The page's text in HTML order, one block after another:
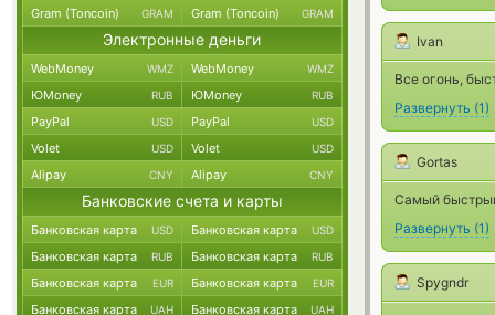
Ivan
Все огонь,
Развернуть (1)
Gortas
Самый
Развернуть (1)
Spygndr
Gram (Toncoin) GRAM Gram (Toncoin) GRAM
Электронные деньги
WebMoney WMZ WebMoney WMZ
ЮMoney RUB ЮMoney RUB
PayPal USD PayPal USD
Volet USD Volet USD
Alipay CNY Alipay CNY
Банковские счета и карты
Банковская карта USD Банковская карта USD
Банковская карта RUB Банковская карта RUB
Банковская карта EUR Банковская карта EUR
Банковская карта UAH Банковская карта UAH